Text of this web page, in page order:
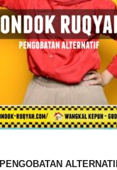
PENGOBATAN